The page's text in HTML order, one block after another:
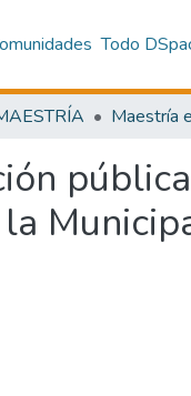
Todo
Maestría